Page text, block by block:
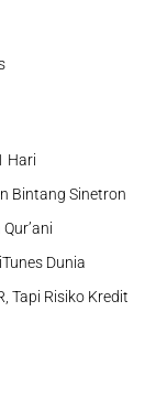
Hari
Bintang Sinetron
Dunia
Tapi Risiko Kredit